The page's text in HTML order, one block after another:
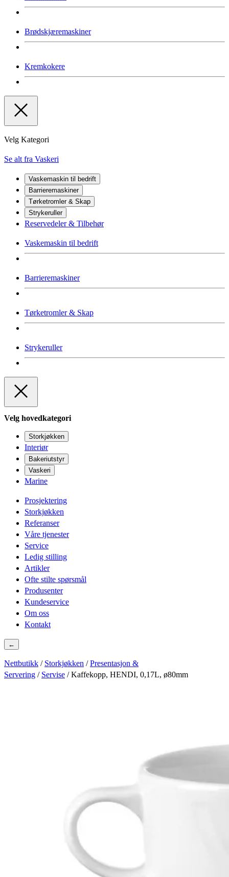
Brødskjæremaskiner
Kremkokere
Velg Kategori
Se alt fra Vaskeri
Vaskemaskin til bedrift
Barrieremaskiner
Tørketromler & Skap
Strykeruller
Reservedeler & Tilbehør
Vaskemaskin til bedrift
Barrieremaskiner
Tørketromler & Skap
Strykeruller
Velg hovedkategori
Storkjøkken
Interiør
Bakeriutstyr
Vaskeri
Marine
Prosjektering
Storkjøkken
Referanser
Våre tjenester
Service
Ledig stilling
Artikler
Ofte stilte spørsmål
Produsenter
Kundeservice
Om oss
Kontakt
←
Nettbutikk / Storkjøkken /Presentasjon &
Servering / Servise / Kaffekopp, HENDI, 0,17L, ø80mm